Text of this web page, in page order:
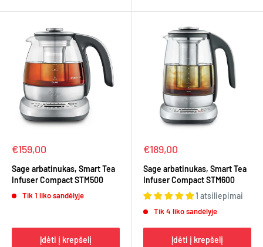
Kaina
€159,00
Sage arbatinukas, Smart Tea
Infuser Compact STM500
Tik 1 liko sandėlyje
Įdėti į krepšelį
Kaina
€189,00
Sage arbatinukas, Smart Tea
Infuser Compact STM600
1 atsiliepimai
Tik 4 liko sandėlyje
Įdėti į krepšelį